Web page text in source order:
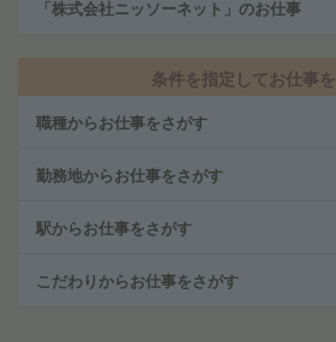
「株式会社ニッソーネット」のお仕事
条件を指定してお仕事
職種からお仕事をさがす
勤務地からお仕事をさがす
駅からお仕事をさがす
こだわりからお仕事をさがす